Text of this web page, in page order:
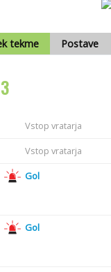
tekme Postave
Vstop vratarja
Vstop vratarja
Gol
Gol